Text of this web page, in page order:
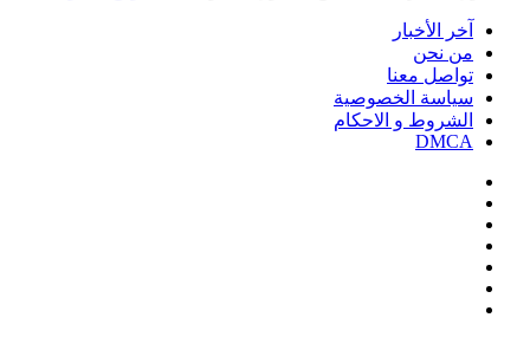
آخر الأخبار
من نحن
تواصل معنا
سياسة الخصوصية
الشروط و الاحكام
DMCA